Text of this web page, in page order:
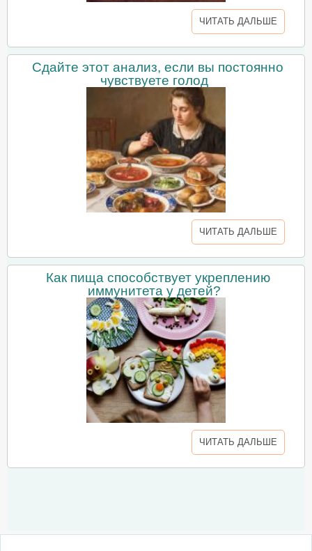
ЧИТАТЬ ДАЛЬШЕ
Сдайте этот анализ, если вы постоянно
чувствуете голод
ЧИТАТЬ ДАЛЬШЕ
Как пища способствует укреплению
иммунитета у детей?
ЧИТАТЬ ДАЛЬШЕ